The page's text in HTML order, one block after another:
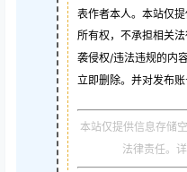
表作者本人。本站仅
所有权，不承担相关
袭侵权/违法违规的内
立即删除。并对发布账
本站仅提供信息存储
法律责任。